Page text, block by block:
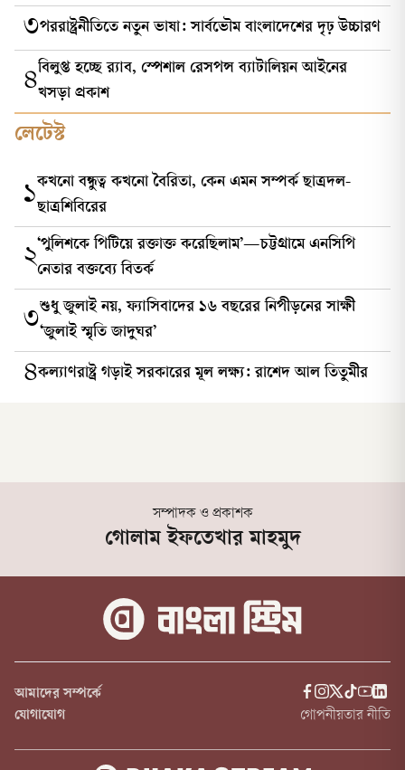
৩পররাষ্ট্রনীতিতে নতুন ভাষা: সার্বভৌম বাংলাদেশের দৃঢ় উচ্চারণ
৪বিলুপ্ত হচ্ছে র‍্যাব, স্পেশাল রেসপন্স ব্যাটালিয়ন আইনের
খসড়া প্রকাশ
লেটেস্ট
১কখনো বন্ধুত্ব কখনো বৈরিতা, কেন এমন সম্পর্ক ছাত্রদল-
ছাত্রশিবিরের
২‘পুলিশকে পিটিয়ে রক্তাক্ত করেছিলাম’—চট্টগ্রামে এনসিপি
নেতার বক্তব্যে বিতর্ক
৩শুধু জুলাই নয়, ফ্যাসিবাদের ১৬ বছরের নিপীড়নের সাক্ষী
‘জুলাই স্মৃতি জাদুঘর’
৪কল্যাণরাষ্ট্র গড়াই সরকারের মূল লক্ষ্য: রাশেদ আল তিতুমীর
সম্পাদক ও প্রকাশক
গোলাম ইফতেখার মাহমুদ
গোপনীয়তার নীতি
আমাদের সম্পর্কে
যোগাযোগ